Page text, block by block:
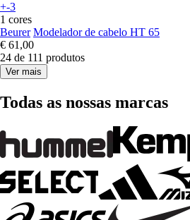
+-3
1 cores
Beurer Modelador de cabelo HT 65
€ 61,00
24 de 111 produtos
Ver mais
Todas as nossas marcas